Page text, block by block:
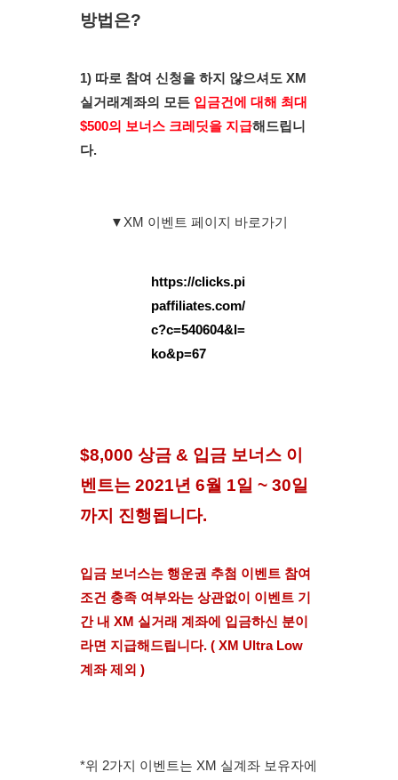
방법은?
1) 따로 참여 신청을 하지 않으셔도 XM
실거래계좌의 모든 입금건에 대해 최대
$500의 보너스 크레딧을 지급해드립니
다.
▼XM 이벤트 페이지 바로가기
https://clicks.pi
paffiliates.com/
c?c=540604&l=
ko&p=67
$8,000 상금 & 입금 보너스 이
벤트는 2021년 6월 1일 ~ 30일
까지 진행됩니다.
입금 보너스는 행운권 추첨 이벤트 참여
조건 충족 여부와는 상관없이 이벤트 기
간 내 XM 실거래 계좌에 입금하신 분이
라면 지급해드립니다. ( XM Ultra Low
계좌 제외 )
*위 2가지 이벤트는 XM 실계좌 보유자에